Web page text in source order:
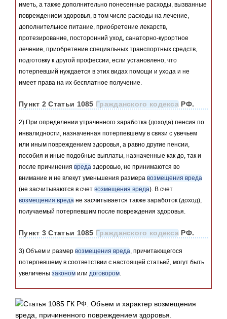
иметь, а также дополнительно понесенные расходы, вызванные
повреждением здоровья, в том числе расходы на лечение,
дополнительное питание, приобретение лекарств,
протезирование, посторонний уход, санаторно-курортное
лечение, приобретение специальных транспортных средств,
подготовку к другой профессии, если установлено, что
потерпевший нуждается в этих видах помощи и ухода и не
имеет права на их бесплатное получение.
Пункт 2 Статьи 1085Гражданского кодекса РФ.
2) При определении утраченного заработка (дохода) пенсия по
инвалидности, назначенная потерпевшему в связи с увечьем
или иным повреждением здоровья, а равно другие пенсии,
пособия и иные подобные выплаты, назначенные как до, так и
после причинения вреда здоровью, не принимаются во
внимание и не влекут уменьшения размера возмещения вреда
(не засчитываются в счет возмещения вреда). В счет
возмещения вреда не засчитывается также заработок (доход),
получаемый потерпевшим после повреждения здоровья.
Пункт 3 Статьи 1085Гражданского кодекса РФ.
3) Объем и размер возмещения вреда, причитающегося
потерпевшему в соответствии с настоящей статьей, могут быть
увеличены законом или договором.